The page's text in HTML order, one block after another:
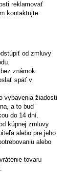
reklamovať
kontaktujte
od zmluvy
známok
späť v
vybavenia žiadosti
a to buď
do 14 dní.
kúpnej zmluvy
alebo pre jeho
alebo
tovaru